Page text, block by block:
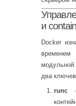
и
Docker
временем
два
runc